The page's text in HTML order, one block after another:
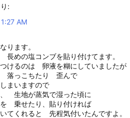
:
AM
ります。
長めの塩コンブを貼り付けてます。
けるのは 卵液を糊にしていましたが
落っこちたり 歪んで
まいますので
生地が蒸気で湿った頃に
乗せたり、貼り付ければ
いてくれると 先程気付いたんですよ。